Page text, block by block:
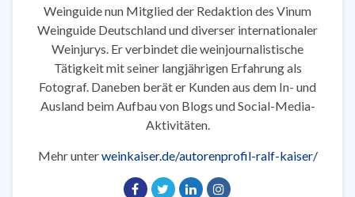
Weinguide nun Mitglied der Redaktion des Vinum
Weinguide Deutschland und diverser internationaler
Weinjurys. Er verbindet die weinjournalistische
Tätigkeit mit seiner langjährigen Erfahrung als
Fotograf. Daneben berät er Kunden aus dem In- und
Ausland beim Aufbau von Blogs und Social-Media-
Aktivitäten.
Mehr unterweinkaiser.de/autorenprofil-ralf-kaiser/